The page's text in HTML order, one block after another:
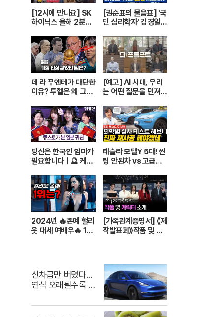
[12시에 만나요] SK
하이닉스 올해 2분기
대급 실적에도 아쉬운
점은?ㅣ김경일 아주
대 심리학과 교수ㅣ2
026년 7월 29일 수
요일
[권순표의 물음표] '국
민 심리학자' 김경일에
표'를 맡겼다
데 라 푸엔테가 대단한
이유? 투헬은 왜 그런
월드컵 결산ㅣ개눈깔
의 시선
[예고] AI 시대, 우리
는 어떤 질문을 던져야
독 6인 인터뷰 〈더 프
롬프트〉| YTN
당신은 한국인 엄마가
필요합니다ㅣ🔮 케샤
테슬라 모델Y 5대! 썬
팅 안된차 vs 고급선
비교해봤습니다!
2024년 🔥존예 헐리
웃 대세 여배우🔥 1위
[가족관계증명서] 《제
작발표회》작품 및 캐
신차급만 버텼다…
연식 오래될수록 중